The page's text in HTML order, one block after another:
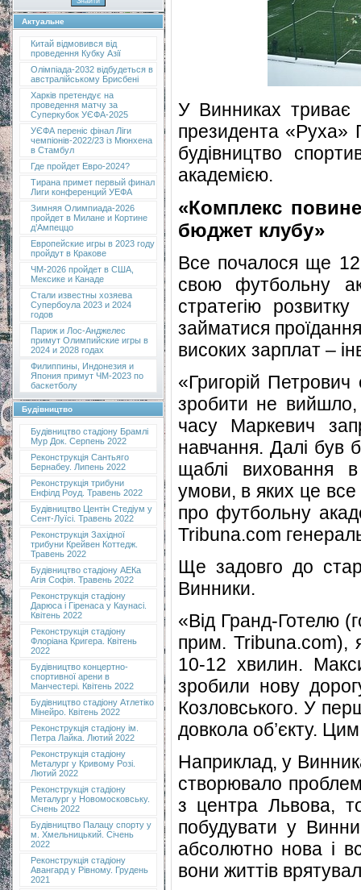
Актуальне
Китай відмовився від
проведення Кубку Азії
Олімпіада-2032 відбудеться в
австралійському Брисбені
Харків претендує на
проведення матчу за
Суперкубок УЄФА-2025
УЄФА переніс фінал Ліги
чемпіонів-2022/23 із Мюнхена
в Стамбул
Где пройдет Евро-2024?
Тирана примет первый финал
Лиги конференций УЕФА
Зимняя Олимпиада-2026
пройдет в Милане и Кортине
д’Ампеццо
Европейские игры в 2023 году
пройдут в Кракове
ЧМ-2026 пройдет в США,
Мексике и Канаде
Стали известны хозяева
Супербоула 2023 и 2024
годов
Париж и Лос-Анджелес
примут Олимпийские игры в
2024 и 2028 годах
Филиппины, Индонезия и
Япония примут ЧМ-2023 по
баскетболу
Будівництво
Будівництво стадіону Брамлі
Мур Док. Серпень 2022
Реконструкція Сантьяго
Бернабеу. Липень 2022
Реконструкція трибуни
Енфілд Роуд. Травень 2022
Будівництво Центін Стедіум у
Сент-Луїсі. Травень 2022
Реконструкція Західної
трибуни Крейвен Коттедж.
Травень 2022
Будівництво стадіону АЕКа
Агія Софія. Травень 2022
Реконструкція стадіону
Дарюса і Гіренаса у Каунасі.
Квітень 2022
Реконструкція стадіону
Флоріана Кригера. Квітень
2022
Будівництво концертно-
спортивної арени в
Манчестері. Квітень 2022
Будівництво стадіону Атлетіко
Мінейро. Квітень 2022
Реконструкція стадіону ім.
Петра Лайка. Лютий 2022
Реконструкція стадіону
Металург у Кривому Розі.
Лютий 2022
Реконструкція стадіону
Металург у Новомосковську.
Січень 2022
Будівництво Палацу спорту у
м. Хмельницький. Січень
2022
Реконструкція стадіону
Авангард у Рівному. Грудень
2021
У Винниках триває
президента «Руха»
будівництво
академією.
«Комплекс
бюджет клубу»
Все почалося ще 12
свою футбольну
стратегію
займатися
високих зарплат –
«Григорій
зробити не вийшло,
часу Маркевич
навчання. Далі був
щаблі виховання
умови, в яких це все
про футбольну
Tribuna.com
Ще задовго до
Винники.
«Від Гранд-Готелю
прим. Tribuna.com),
10-12 хвилин.
зробили нову
Козловського. У
довкола об’єкту.
Наприклад, у
створювало
з центра Львова,
побудувати у
абсолютно нова і
вони життів